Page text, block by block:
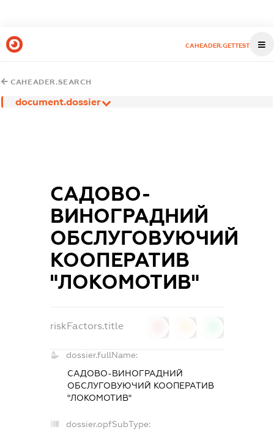
CAHEADER.GETTEST
CAHEADER.SEARCH
document.dossier
САДОВО-
ВИНОГРАДНИЙ
ОБСЛУГОВУЮЧИЙ
КООПЕРАТИВ
"ЛОКОМОТИВ"
riskFactors.title
dossier.fullName:
САДОВО-ВИНОГРАДНИЙ
ОБСЛУГОВУЮЧИЙ КООПЕРАТИВ
"ЛОКОМОТИВ"
dossier.opfSubType: